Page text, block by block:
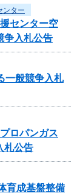
ンター
センター空
争入札公告
一般競争入札
ロパンガス
札公告
育成基盤整備